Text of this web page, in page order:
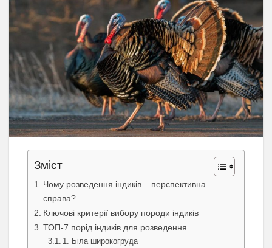
Зміст
Чому розведення індиків – перспективна
справа?
Ключові критерії вибору породи індиків
ТОП-7 порід індиків для розведення
1. Біла широкогруда